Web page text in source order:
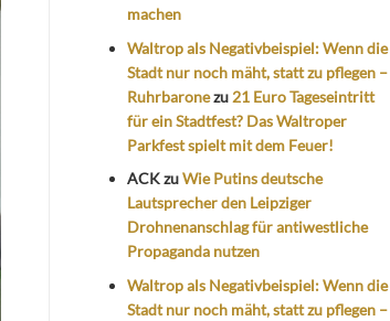
machen
Waltrop als Negativbeispiel: Wenn die
Stadt nur noch mäht, statt zu pflegen –
Ruhrbaronezu 21 Euro Tageseintritt
für ein Stadtfest? Das Waltroper
Parkfest spielt mit dem Feuer!
ACKzuWie Putins deutsche
Lautsprecher den Leipziger
Drohnenanschlag für antiwestliche
Propaganda nutzen
Waltrop als Negativbeispiel: Wenn die
Stadt nur noch mäht, statt zu pflegen –